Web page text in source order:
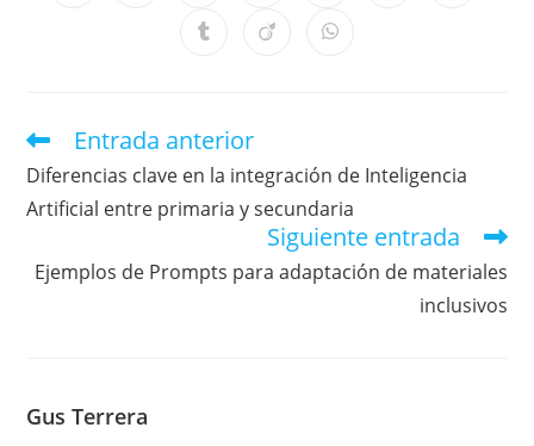
Entrada anterior
Diferencias clave en la integración de Inteligencia
Artificial entre primaria y secundaria
Siguiente entrada
Ejemplos de Prompts para adaptación de materiales
inclusivos
Gus Terrera